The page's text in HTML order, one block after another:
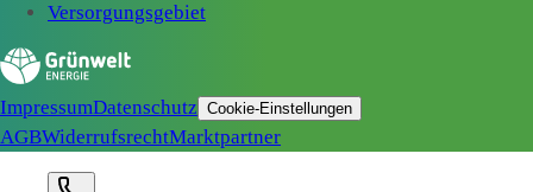
Versorgungsgebiet
ImpressumDatenschutz Cookie-Einstellungen
AGBWiderrufsrechtMarktpartner